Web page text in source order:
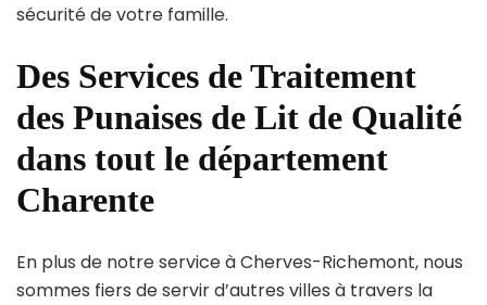
sécurité de votre famille.
Des Services de Traitement
des Punaises de Lit de Qualité
dans tout le département
Charente
En plus de notre service à Cherves-Richemont, nous
sommes fiers de servir d’autres villes à travers la